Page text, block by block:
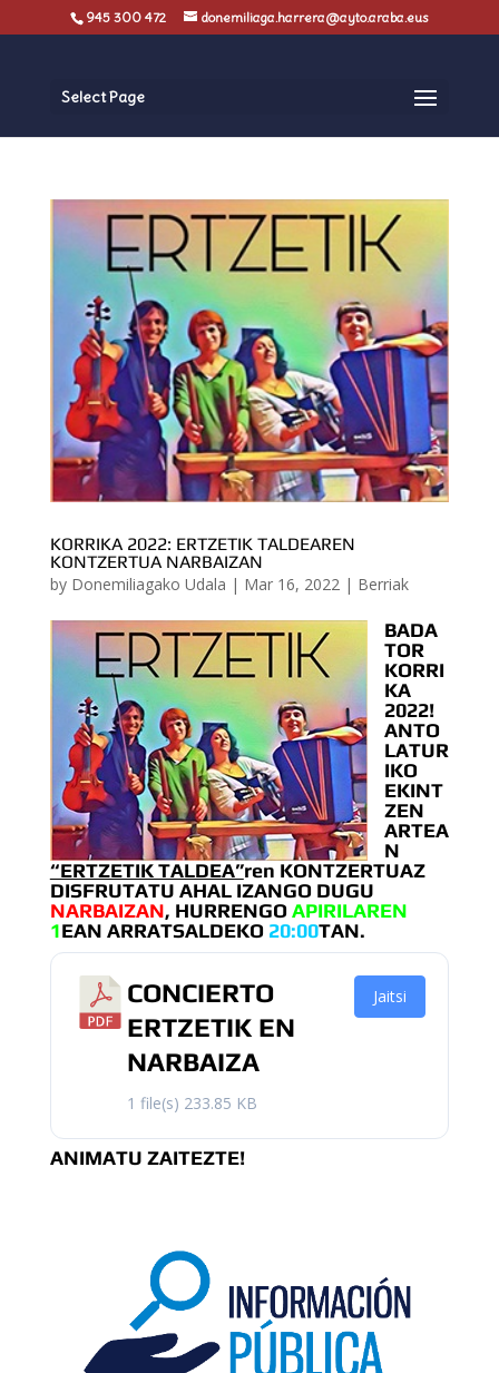
945 300 472 donemiliaga.harrera@ayto.araba.eus
Select Page
KORRIKA 2022: ERTZETIK TALDEAREN
KONTZERTUA NARBAIZAN
by Donemiliagako Udala | Mar 16, 2022 | Berriak
BADA
TOR
KORRI
KA
2022!
ANTO
LATUR
IKO
EKINT
ZEN
ARTEA
N
“ERTZETIK TALDEA”ren KONTZERTUAZ
DISFRUTATU AHAL IZANGO DUGU
NARBAIZAN, HURRENGOAPIRILAREN
1EAN ARRATSALDEKO 20:00TAN.
CONCIERTO
ERTZETIK EN
NARBAIZA
1 file(s) 233.85 KB
Jaitsi
ANIMATU ZAITEZTE!